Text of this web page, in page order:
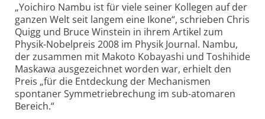
„Yoichiro Nambu ist für viele seiner Kollegen auf der
ganzen Welt seit langem eine Ikone“, schrieben Chris
Quigg und Bruce Winstein in ihrem Artikel zum
Physik-Nobelpreis 2008 im Physik Journal. Nambu,
der zusammen mit Makoto Kobayashi und Toshihide
Maskawa ausgezeichnet worden war, erhielt den
Preis „für die Entdeckung der Mechanismen
spontaner Symmetriebrechung im sub-atomaren
Bereich.“